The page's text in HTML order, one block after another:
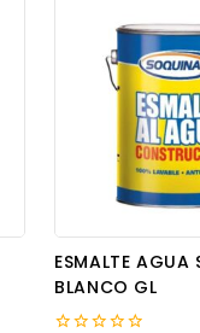
ESMALTE AGUA
BLANCO GL